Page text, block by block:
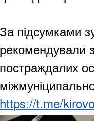
За підсумками
рекомендували
постраждалих
https://t.me/